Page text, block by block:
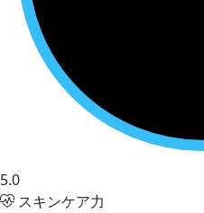
5.0
スキンケア力